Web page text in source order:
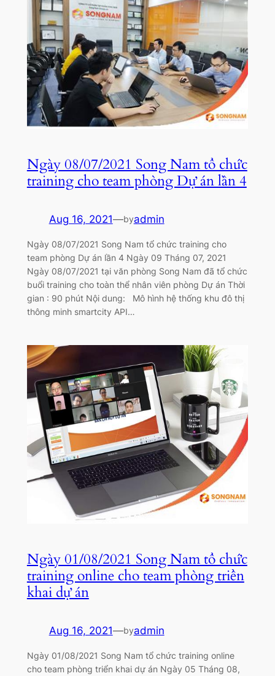
Ngày 08/07/2021 Song Nam tổ chức
training cho team phòng Dự án lần 4
Aug 16, 2021—byadmin
Ngày 08/07/2021 Song Nam tổ chức training cho
team phòng Dự án lần 4 Ngày 09 Tháng 07, 2021
Ngày 08/07/2021 tại văn phòng Song Nam đã tổ chức
buổi training cho toàn thể nhân viên phòng Dự án Thời
gian : 90 phút Nội dung: Mô hình hệ thống khu đô thị
thông minh smartcity API…
Ngày 01/08/2021 Song Nam tổ chức
training online cho team phòng triển
khai dự án
Aug 16, 2021—byadmin
Ngày 01/08/2021 Song Nam tổ chức training online
cho team phòng triển khai dự án Ngày 05 Tháng 08,